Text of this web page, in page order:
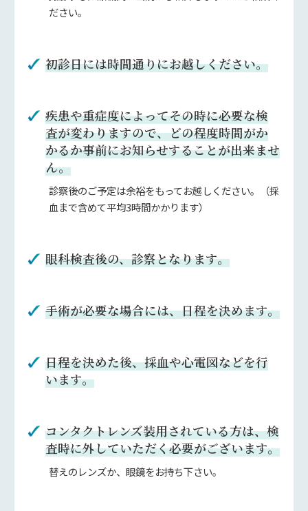
ださい。
初診日には時間通りにお越しください。
疾患や重症度によってその時に必要な検
査が変わりますので、どの程度時間がか
かるか事前にお知らせすることが出来ませ
ん。
診察後のご予定は余裕をもってお越しください。（採
血まで含めて平均3時間かかります）
眼科検査後の、診察となります。
手術が必要な場合には、日程を決めます。
日程を決めた後、採血や心電図などを行
います。
コンタクトレンズ装用されている方は、検
査時に外していただく必要がございます。
替えのレンズか、眼鏡をお持ち下さい。